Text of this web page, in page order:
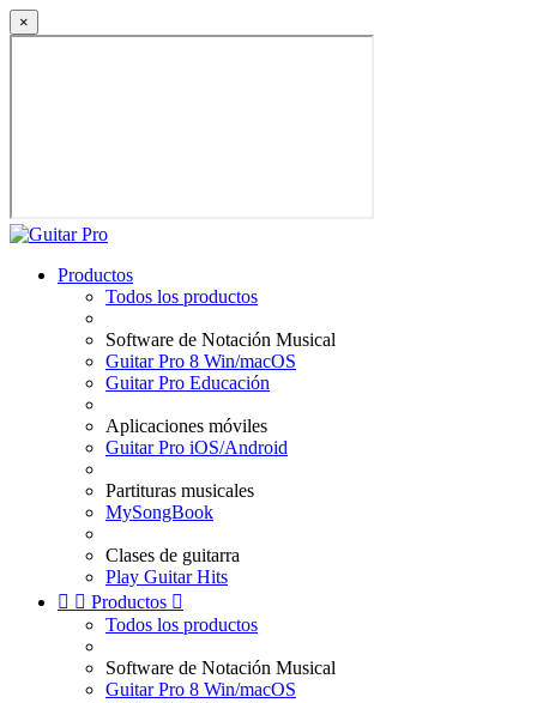
×
Productos
Todos los productos
Software de Notación Musical
Guitar Pro 8 Win/macOS
Guitar Pro Educación
Aplicaciones móviles
Guitar Pro iOS/Android
Partituras musicales
MySongBook
Clases de guitarra
Play Guitar Hits
  Productos 
Todos los productos
Software de Notación Musical
Guitar Pro 8 Win/macOS